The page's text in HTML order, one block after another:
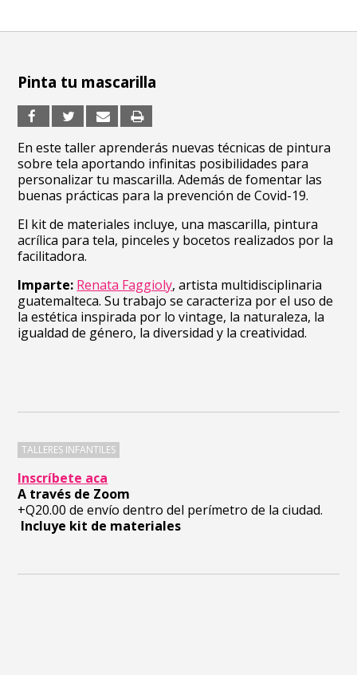
Inscríbete aca
A través de Zoom
+Q20.00 de envío dentro del perímetro de la ciudad.
Incluye kit de materiales
Pinta tu mascarilla
En este taller aprenderás nuevas técnicas de pintura
sobre tela aportando infinitas posibilidades para
personalizar tu mascarilla. Además de fomentar las
buenas prácticas para la prevención de Covid-19.
El kit de materiales incluye, una mascarilla, pintura
acrílica para tela, pinceles y bocetos realizados por la
facilitadora.
Imparte: Renata Faggioly, artista multidisciplinaria
guatemalteca. Su trabajo se caracteriza por el uso de
la estética inspirada por lo vintage, la naturaleza, la
igualdad de género, la diversidad y la creatividad.
TALLERES INFANTILES